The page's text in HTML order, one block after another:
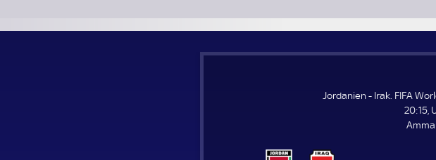
Jordanien - Irak. FIFA
20:15,